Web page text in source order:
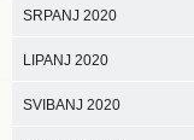
SRPANJ 2020
LIPANJ 2020
SVIBANJ 2020